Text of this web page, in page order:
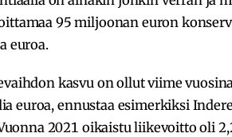
95 miljoonan euron
euroa.
kasvu on ollut viime
euroa, ennustaa esimerkiksi
2021 oikaistu liikevoitto oli